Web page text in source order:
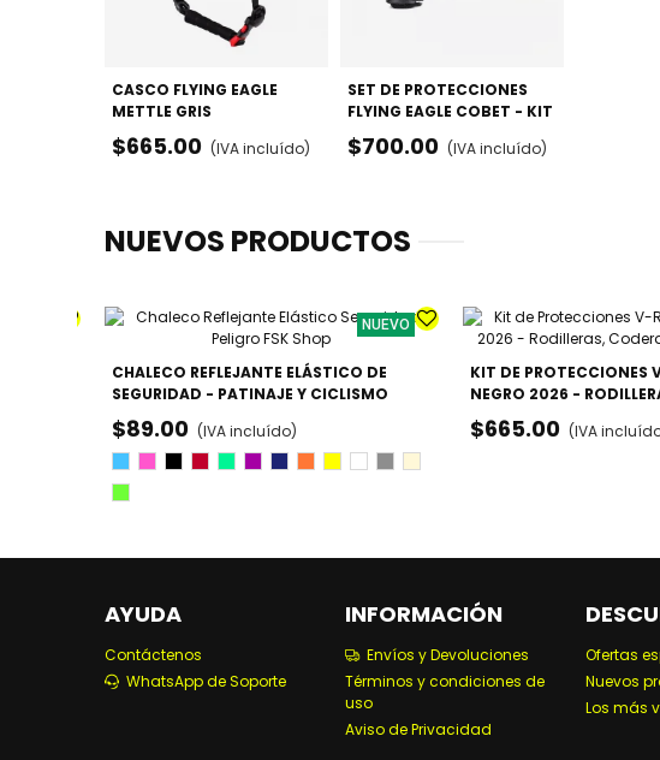
CASCO FLYING EAGLE
METTLE GRIS
$665.00 (IVA incluído)
SET DE PROTECCIONES
FLYING EAGLE COBET - KIT
COMPLETO (MUÑECAS,
CODOS Y RODILLAS)
$700.00 (IVA incluído)
NUEVOS PRODUCTOS
NUEVO
CHALECO REFLEJANTE ELÁSTICO DE
SEGURIDAD - PATINAJE Y CICLISMO
$89.00 (IVA incluído)
KIT DE PROTECCIONES
NEGRO 2026 -
MUÑEQUERAS
$665.00 (IVA
AYUDA
Contáctenos
WhatsApp de Soporte
INFORMACIÓN
Envíos y Devoluciones
Términos y condiciones de
uso
Aviso de Privacidad
Ofertas
Nuevos
Los más